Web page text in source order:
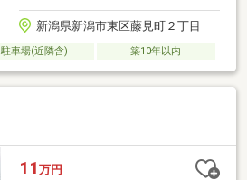
新潟県新潟市東区藤見町２丁目
駐車場(近隣含) 築10年以内
11 万円